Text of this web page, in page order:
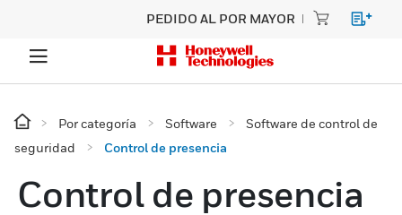
PEDIDO AL POR MAYOR
Por categoría Software
Software de control de
seguridad
Control de presencia
Control de presencia